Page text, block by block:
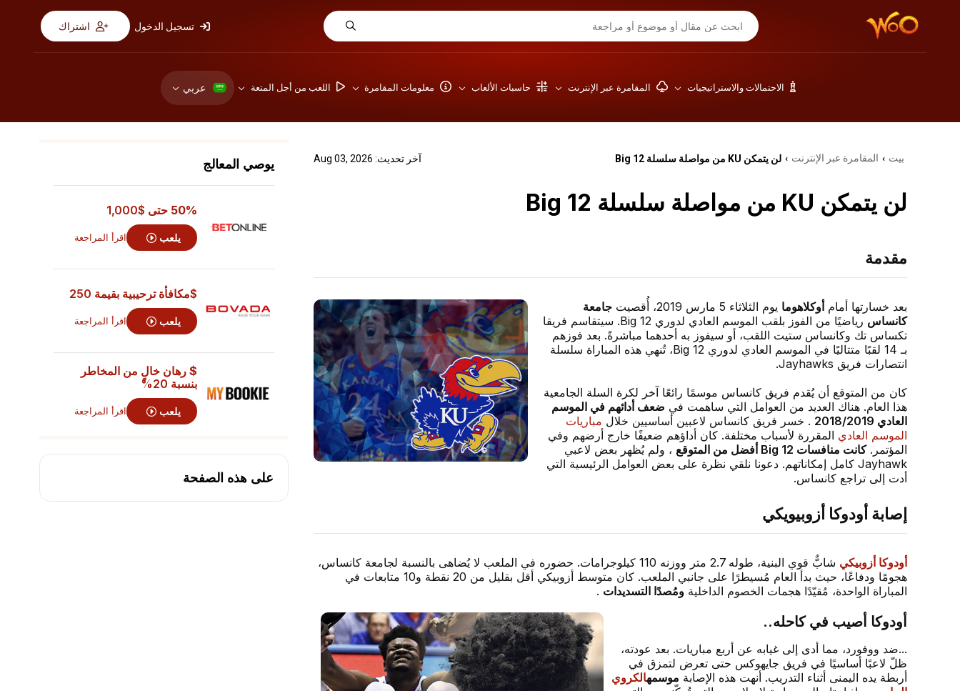
تسجيل الدخول اشتراك
الاحتمالات والاستراتيجيات المقامرة عبر الإنترنت حاسبات الألعاب معلومات المقامرة اللعب من أجل المتعة عربي
بيت › المقامرة عبر الإنترنت › لن يتمكن KU من مواصلة سلسلة Big 12 آخر تحديث: Aug 03, 2026
لن يتمكن KU من مواصلة سلسلة Big 12
مقدمة
بعد خسارتها أمام أوكلاهوما يوم الثلاثاء 5 مارس 2019، أُقصيت
جامعة
كانساس
رياضيًا من الفوز بلقب الموسم العادي لدوري Big 12. سيتقاسم فريقا
تكساس تك وكانساس ستيت اللقب، أو سيفوز به أحدهما مباشرةً. بعد فوزهم
بـ 14 لقبًا متتاليًا في الموسم العادي لدوري Big 12، تُنهي هذه المباراة سلسلة
انتصارات فريق Jayhawks.
كان من المتوقع أن يُقدم فريق كانساس موسمًا رائعًا آخر لكرة السلة الجامعية
هذا العام. هناك العديد من العوامل التي ساهمت في ضعف أدائهم في الموسم
العادي 2018/2019
. خسر فريق كانساس لاعبين أساسيين خلال مباريات
الموسم العادي المقررة لأسباب مختلفة. كان أداؤهم ضعيفًا خارج أرضهم وفي
المؤتمر.كانت منافسات Big 12 أفضل من المتوقع
، ولم يُظهر بعض لاعبي
Jayhawk كامل إمكاناتهم. دعونا نلقي نظرة على بعض العوامل الرئيسية التي
أدت إلى تراجع كانساس.
إصابة أودوكا أزوبيويكي
أودوكا أزوبيكي
شابٌّ قوي البنية، طوله 2.7 متر ووزنه 110 كيلوجرامات. حضوره في الملعب لا يُضاهى بالنسبة لجامعة كانساس،
هجومًا ودفاعًا، حيث بدأ العام مُسيطرًا على جانبي الملعب. كان متوسط أزوبيكي أقل بقليل من 20 نقطة و10 متابعات في
المباراة الواحدة، مُقيّدًا هجمات الخصوم الداخليةومُصدًا التسديدات .
أودوكا أصيب في كاحله..
...ضد ووفورد، مما أدى إلى غيابه عن أربع مباريات. بعد عودته،
ظلّ لاعبًا أساسيًا في فريق جايهوكس حتى تعرض لتمزق في
أربطة يده اليمنى أثناء التدريب. أنهت هذه الإصابة موسمهالكروي
يوصي المعالج
50% حتى $1,000
يلعب اقرأ المراجعة
$مكافأة ترحيبية بقيمة 250
يلعب اقرأ المراجعة
$ رهان خالٍ من المخاطر
بنسبة 20%
يلعب اقرأ المراجعة
على هذه الصفحة